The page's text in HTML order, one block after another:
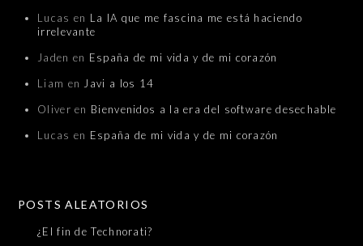
Lucas en La IA que me fascina me está haciendo
irrelevante
Jaden en España de mi vida y de mi corazón
Liam en Javi a los 14
Oliver en Bienvenidos a la era del software desechable
Lucas en España de mi vida y de mi corazón
POSTS ALEATORIOS
¿El fin de Technorati?